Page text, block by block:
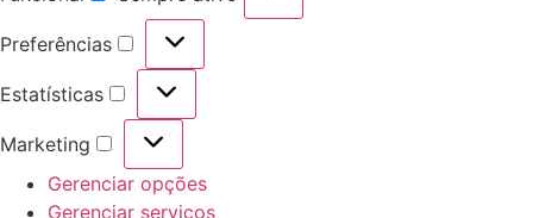
Preferências
Preferências
Estatísticas
Estatísticas
Marketing
Marketing
Gerenciar opções
Gerenciar serviços